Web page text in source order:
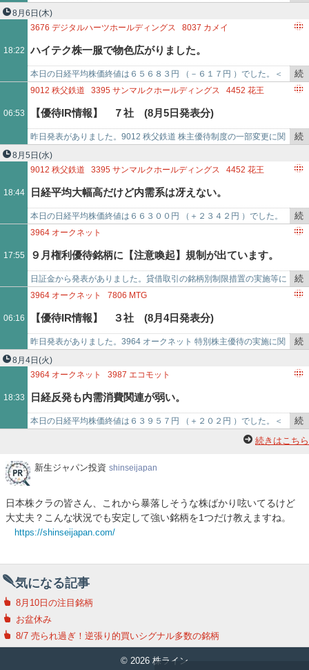
知らせ 【新設】（9月末権利）保有株数に応じてプレミアム優待倶楽
部ポイント200…
を
で
8月6日 (木)
18:22
3676 デジタルハーツホールディングス 8037 カメイ
横浜丸魚
ハイテク株一服で物色広がりました。
本日の日経平均株価終値は６５６８３円 （－６１７円 ）でした。＜
株式指標騰落率＞日経平均株価 －０．９３％ＴＯＰＩＸ ＋０．２
続
き
事
06:53
9012 秩父鉄道 3395 サンマルクホールディングス 4452 花王
7075QLSホールディングス アスタリスク
1965テクノ菱和
【優待IR情報】 ７社 (8月5日発表分)
昨日発表がありました。9012 秩父鉄道 株主優待制度の一部変更に関
するお知らせ 【改悪】(3月末権利)ガーデンハウス有隣割引券廃止
【拡充】宝登山ロ…
続
を
で
8月5日 (水)
18:44
9012 秩父鉄道 3395 サンマルクホールディングス 4452 花王
7075
QLSホールディングス 7979松風 1965
日経平均大幅高だけど内需系は冴えない。
本日の日経平均株価終値は６６３００円 （＋２３４２円 ）でした。
＜株式指標騰落率＞日経平均株価 ＋３．６６％ＴＯＰＩＸ ＋２．１
続
き
事
で
17:55
3964 オークネット
９月権利優待銘柄に【注意喚起】規制が出ています。
日証金から発表がありました。貸借取引の銘柄別制限措置の実施等に
ついて（8/5） 【注意喚起】3964 ㈱オークネット（9月2日権利）
続
き
事
06:16
3964 オークネット 7806 MTG
【優待IR情報】 ３社 (8月4日発表分)
昨日発表がありました。3964 オークネット 特別株主優待の実施に関
するお知らせ 【特別優待】（2026年9月2日権利）保有株数に応じて
プレミアム優…
続
を
で
8月4日 (火)
18:33
3964 オークネット 3987 エコモット
日経反発も内需消費関連が弱い。
本日の日経平均株価終値は６３９５７円 （＋２０２円 ）でした。＜
株式指標騰落率＞日経平均株価 ＋０．３２％ＴＯＰＩＸ ＋０．０
続
き
続きはこちら
新
ャ
パ
ン
新生ジャパン投資 shinseijapan
日本株クラの皆さん、これから暴落しそうな株ばかり呟いてるけど
大丈夫？こんな状況でも安定して強い銘柄を1つだけ教えますね。
https://shinseijapan.com/
気になる記事
8月10日の注目銘柄
お盆休み
8/7 売られ過ぎ！逆張り的買いシグナル多数の銘柄
© 2026 株ライン